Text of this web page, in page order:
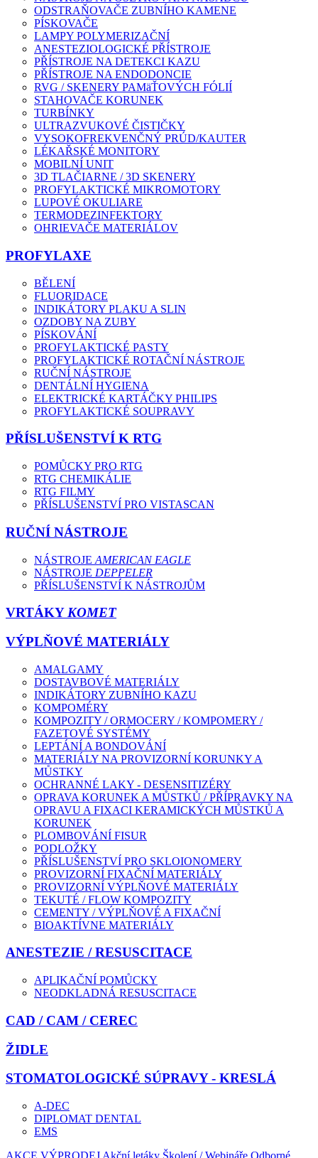
ODSTRAŇOVAČE ZUBNÍHO KAMENE
PÍSKOVAČE
LAMPY POLYMERIZAČNÍ
ANESTEZIOLOGICKÉ PŘÍSTROJE
PŘÍSTROJE NA DETEKCI KAZU
PŘÍSTROJE NA ENDODONCIE
RVG / SKENERY PAMäŤOVÝCH FÓLIÍ
STAHOVAČE KORUNEK
TURBÍNKY
ULTRAZVUKOVÉ ČISTIČKY
VYSOKOFREKVENČNÝ PRÚD/KAUTER
LÉKAŘSKÉ MONITORY
MOBILNÍ UNIT
3D TLAČIARNE / 3D SKENERY
PROFYLAKTICKÉ MIKROMOTORY
LUPOVÉ OKULIARE
TERMODEZINFEKTORY
OHRIEVAČE MATERIÁLOV
PROFYLAXE
BĚLENÍ
FLUORIDACE
INDIKÁTORY PLAKU A SLIN
OZDOBY NA ZUBY
PÍSKOVÁNÍ
PROFYLAKTICKÉ PASTY
PROFYLAKTICKÉ ROTAČNÍ NÁSTROJE
RUČNÍ NÁSTROJE
DENTÁLNÍ HYGIENA
ELEKTRICKÉ KARTÁČKY PHILIPS
PROFYLAKTICKÉ SOUPRAVY
PŘÍSLUŠENSTVÍ K RTG
POMŮCKY PRO RTG
RTG CHEMIKÁLIE
RTG FILMY
PŘÍSLUŠENSTVÍ PRO VISTASCAN
RUČNÍ NÁSTROJE
NÁSTROJE AMERICAN EAGLE
NÁSTROJE DEPPELER
PŘÍSLUŠENSTVÍ K NÁSTROJŮM
VRTÁKYKOMET
VÝPLŇOVÉ MATERIÁLY
AMALGAMY
DOSTAVBOVÉ MATERIÁLY
INDIKÁTORY ZUBNÍHO KAZU
KOMPOMÉRY
KOMPOZITY / ORMOCERY / KOMPOMERY /
FAZETOVÉ SYSTÉMY
LEPTÁNÍ A BONDOVÁNÍ
MATERIÁLY NA PROVIZORNÍ KORUNKY A
MŮSTKY
OCHRANNÉ LAKY - DESENSITIZÉRY
OPRAVA KORUNEK A MŮSTKŮ / PŘÍPRAVKY NA
OPRAVU A FIXACI KERAMICKÝCH MŮSTKŮ A
KORUNEK
PLOMBOVÁNÍ FISUR
PODLOŽKY
PŘÍSLUŠENSTVÍ PRO SKLOIONOMERY
PROVIZORNÍ FIXAČNÍ MATERIÁLY
PROVIZORNÍ VÝPLŇOVÉ MATERIÁLY
TEKUTÉ / FLOW KOMPOZITY
CEMENTY / VÝPLŇOVÉ A FIXAČNÍ
BIOAKTÍVNE MATERIÁLY
ANESTEZIE / RESUSCITACE
APLIKAČNÍ POMŮCKY
NEODKLADNÁ RESUSCITACE
CAD / CAM / CEREC
ŽIDLE
STOMATOLOGICKÉ SÚPRAVY - KRESLÁ
A-DEC
DIPLOMAT DENTAL
EMS
AKCE VÝPRODEJ Akční letáky Školení / Webináře Odborné